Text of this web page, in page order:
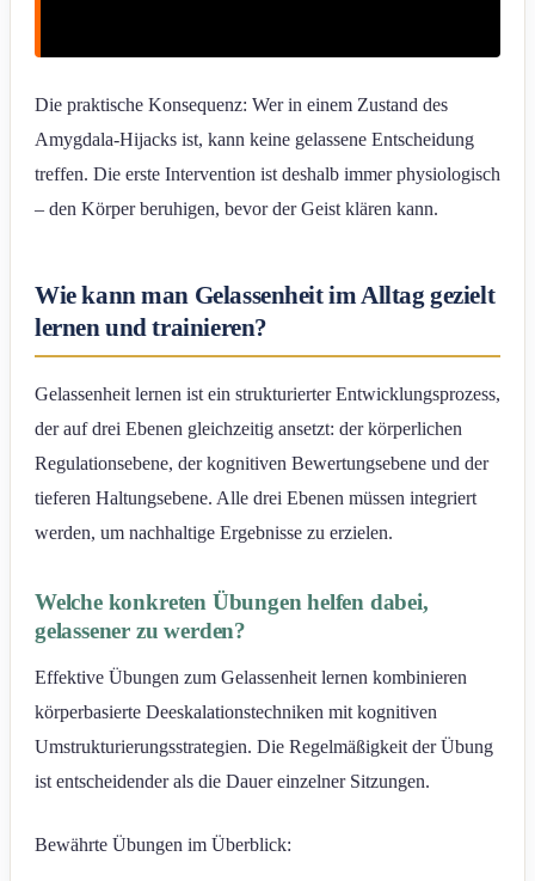
Die praktische Konsequenz: Wer in einem Zustand des
Amygdala-Hijacks ist, kann keine gelassene Entscheidung
treffen. Die erste Intervention ist deshalb immer physiologisch
– den Körper beruhigen, bevor der Geist klären kann.
Wie kann man Gelassenheit im Alltag gezielt
lernen und trainieren?
Gelassenheit lernen ist ein strukturierter Entwicklungsprozess,
der auf drei Ebenen gleichzeitig ansetzt: der körperlichen
Regulationsebene, der kognitiven Bewertungsebene und der
tieferen Haltungsebene. Alle drei Ebenen müssen integriert
werden, um nachhaltige Ergebnisse zu erzielen.
Welche konkreten Übungen helfen dabei,
gelassener zu werden?
Effektive Übungen zum Gelassenheit lernen kombinieren
körperbasierte Deeskalationstechniken mit kognitiven
Umstrukturierungsstrategien. Die Regelmäßigkeit der Übung
ist entscheidender als die Dauer einzelner Sitzungen.
Bewährte Übungen im Überblick: